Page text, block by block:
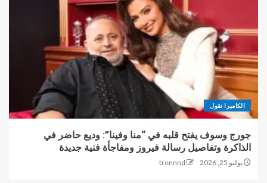
الكاميرا تقول
جورج وسوف يفتح قلبه في “منا وفينا”: وديع حاضر في
الذاكرة وتفاصيل رسالة فيروز ومفاجأة فنية جديدة
يوليو 25, 2026 trennnd